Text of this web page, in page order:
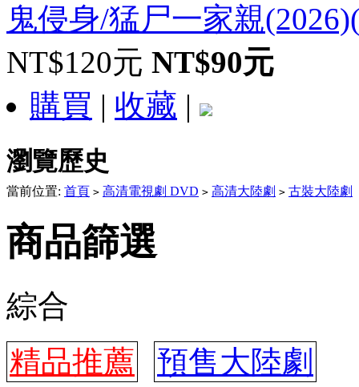
鬼侵身/猛尸一家親
NT$120元 NT$90元
購買 | 收藏 |
瀏覽歷史
當前位置: 首頁 > 高清電視劇 DVD > 高清大陸劇 > 古裝大陸劇
商品篩選
綜合
精品推薦
預售大陸劇